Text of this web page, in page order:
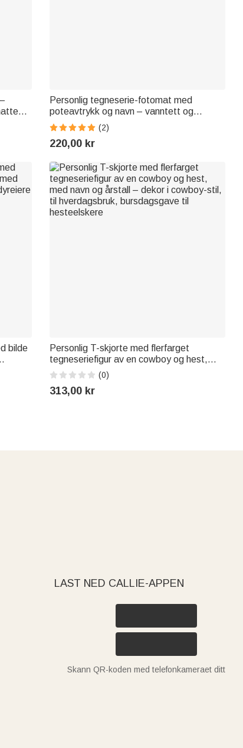
Personlig tegneserie-fotomat med
poteavtrykk og navn – vanntett og
sklisikker PU-lær – interiørdetalj og
bursdagsgave til kjæledyrelskere
(2)
220,00 kr
bilde
Personlig T-skjorte med flerfarget
tegneseriefigur av en cowboy og hest,
med navn og årstall – dekor i cowboy-stil,
til hverdagsbruk, bursdagsgave til
hesteelskere
(0)
313,00 kr
LAST NED CALLIE-APPEN
Skann QR-koden med telefonkameraet ditt